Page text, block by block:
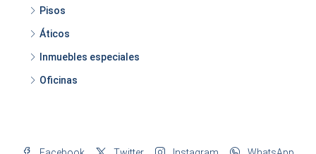
Pisos
Áticos
Inmuebles especiales
Oficinas